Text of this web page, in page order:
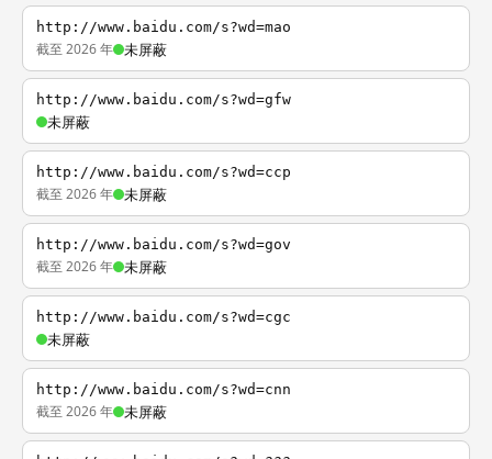
http://www.baidu.com/s?wd=mao
截至 2026 年 未屏蔽
http://www.baidu.com/s?wd=gfw
未屏蔽
http://www.baidu.com/s?wd=ccp
截至 2026 年 未屏蔽
http://www.baidu.com/s?wd=gov
截至 2026 年 未屏蔽
http://www.baidu.com/s?wd=cgc
未屏蔽
http://www.baidu.com/s?wd=cnn
截至 2026 年 未屏蔽